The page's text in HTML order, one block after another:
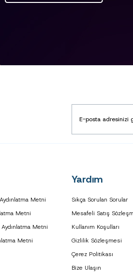
Metni
Metni
Metni
Metni
Yardım
Sıkça Sorulan Sorular
Mesafeli Satış
Kullanım Koşulları
Gizlilik Sözleşmesi
Çerez Politikası
Bize Ulaşın